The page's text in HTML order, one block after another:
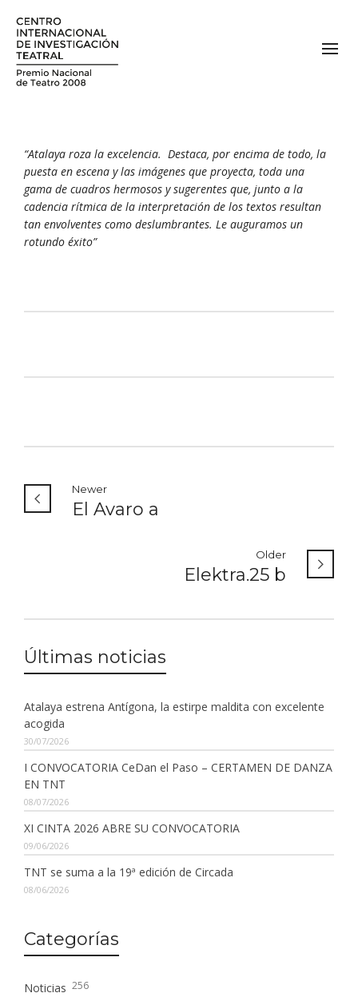
“Atalaya roza la excelencia. Destaca, por encima de todo, la
puesta en escena y las imágenes que proyecta, toda una
gama de cuadros hermosos y sugerentes que, junto a la
cadencia rítmica de la interpretación de los textos resultan
tan envolventes como deslumbrantes. Le auguramos un
rotundo éxito”
Newer
El Avaro a
Older
Elektra.25 b
Últimas noticias
Atalaya estrena Antígona, la estirpe maldita con excelente
acogida
30/07/2026
I CONVOCATORIA CeDan el Paso – CERTAMEN DE DANZA
EN TNT
08/07/2026
XI CINTA 2026 ABRE SU CONVOCATORIA
09/06/2026
TNT se suma a la 19ª edición de Circada
08/06/2026
Categorías
Noticias 256